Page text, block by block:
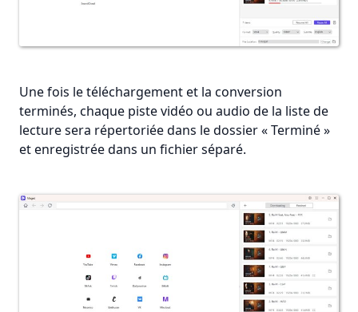
Une fois le téléchargement et la conversion
terminés, chaque piste vidéo ou audio de la liste de
lecture sera répertoriée dans le dossier « Terminé »
et enregistrée dans un fichier séparé.